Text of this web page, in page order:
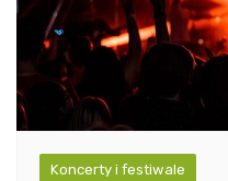
Koncerty i festiwale